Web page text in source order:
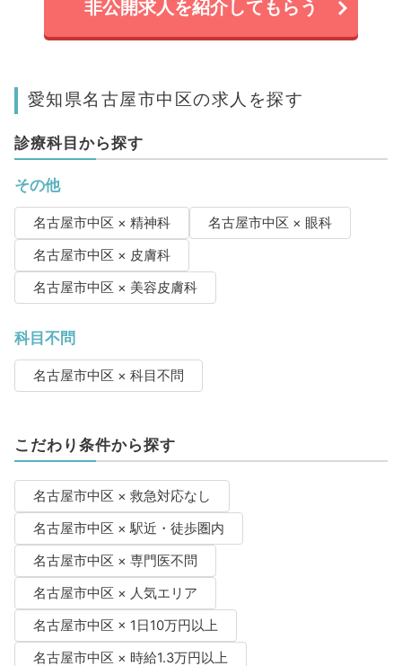
非公開求人を紹介してもらう
愛知県名古屋市中区の求人を探す
診療科目から探す
その他
名古屋市中区 × 精神科
名古屋市中区 × 眼科
名古屋市中区 × 皮膚科
名古屋市中区 × 美容皮膚科
科目不問
名古屋市中区 × 科目不問
こだわり条件から探す
名古屋市中区 × 救急対応なし
名古屋市中区 × 駅近・徒歩圏内
名古屋市中区 × 専門医不問
名古屋市中区 × 人気エリア
名古屋市中区 × 1日10万円以上
名古屋市中区 × 時給1.3万円以上